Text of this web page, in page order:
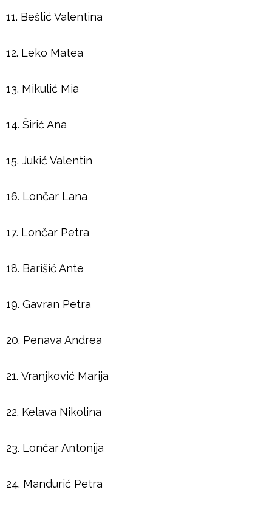
11. Bešlić Valentina
12. Leko Matea
13. Mikulić Mia
14. Širić Ana
15. Jukić Valentin
16. Lončar Lana
17. Lončar Petra
18. Barišić Ante
19. Gavran Petra
20. Penava Andrea
21. Vranjković Marija
22. Kelava Nikolina
23. Lončar Antonija
24. Mandurić Petra